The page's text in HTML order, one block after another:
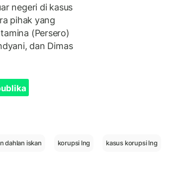
negeri di kasus
pihak yang
(Persero)
dan Dimas
dahlan iskan korupsi lng kasus korupsi lng